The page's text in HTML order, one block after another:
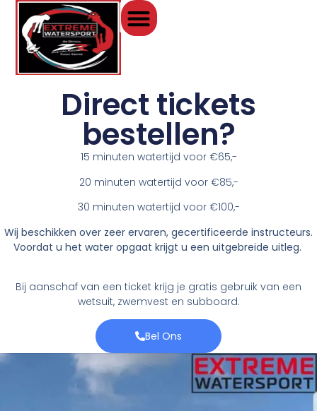
Direct tickets
bestellen?
15 minuten watertijd voor €65,-
20 minuten watertijd voor €85,-
30 minuten watertijd voor €100,-
Wij beschikken over zeer ervaren, gecertificeerde instructeurs.
Voordat u het water opgaat krijgt u een uitgebreide uitleg.
Bij aanschaf van een ticket krijg je gratis gebruik van een
wetsuit, zwemvest en subboard.
Bel Ons